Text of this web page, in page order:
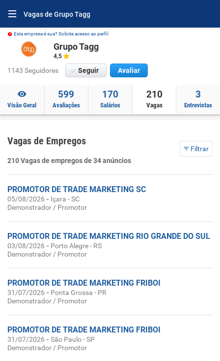
Vagas de Grupo Tagg
Esta empresa é sua? Solicite acesso ao perfil.
Grupo Tagg
4,5
1143 Seguidores Seguir Avaliar
Visão Geral
599
Avaliações
170
Salários
210
Vagas
3
Entrevistas
Vagas de Empregos
Filtrar
210 Vagas de empregos de 34 anúncios
PROMOTOR DE TRADE MARKETING SC
05/08/2026 - Içara - SC
Demonstrador / Promotor
PROMOTOR DE TRADE MARKETING RIO GRANDE DO SUL
03/08/2026 - Porto Alegre - RS
Demonstrador / Promotor
PROMOTOR DE TRADE MARKETING FRIBOI
31/07/2026 - Ponta Grossa - PR
Demonstrador / Promotor
PROMOTOR DE TRADE MARKETING FRIBOI
31/07/2026 -São Paulo - SP
Demonstrador / Promotor